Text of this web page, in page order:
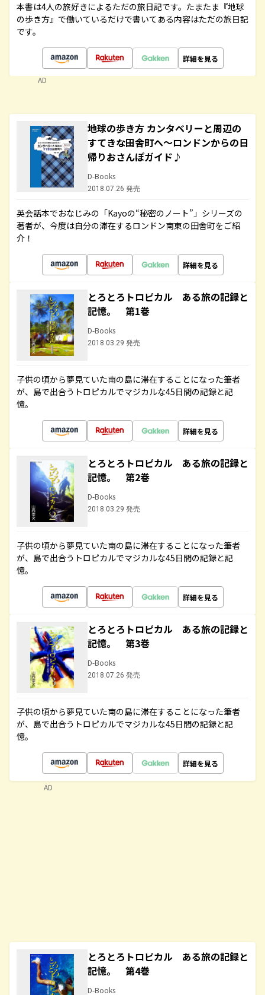
本書は4人の旅好きによるただの旅日記です。たまたま『地球
の歩き方』で働いているだけで書いてある内容はただの旅日記
です。
詳細を見る
AD
地球の歩き方 カンタベリーと周辺の
すてきな田舎町へ～ロンドンからの日
帰りおさんぽガイド♪
D-Books
2018.07.26 発売
英会話本でおなじみの「Kayoの“秘密のノート”」シリーズの
著者が、今度は自分の滞在するロンドン南東の田舎町をご紹
介！
詳細を見る
とろとろトロピカル ある旅の記録と
記憶。 第1巻
D-Books
2018.03.29 発売
子供の頃から夢見ていた南の島に滞在することになった筆者
が、島で出合うトロピカルでマジカルな45日間の記録と記
憶。
詳細を見る
とろとろトロピカル ある旅の記録と
記憶。 第2巻
D-Books
2018.03.29 発売
子供の頃から夢見ていた南の島に滞在することになった筆者
が、島で出合うトロピカルでマジカルな45日間の記録と記
憶。
詳細を見る
とろとろトロピカル ある旅の記録と
記憶。 第3巻
D-Books
2018.07.26 発売
子供の頃から夢見ていた南の島に滞在することになった筆者
が、島で出合うトロピカルでマジカルな45日間の記録と記
憶。
詳細を見る
とろとろトロピカル ある旅の記録と
記憶。 第4巻
D-Books
AD